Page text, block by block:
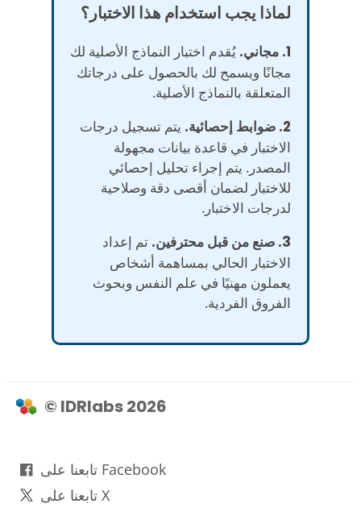
لماذا يجب استخدام هذا الاختبار؟
1. مجاني.
يُقدم اختبار النماذج الأصلية لك
مجانًا ويسمح لك بالحصول على درجاتك
المتعلقة بالنماذج الأصلية.
2. ضوابط إحصائية.
يتم تسجيل درجات
الاختبار في قاعدة بيانات مجهولة
المصدر. يتم إجراء تحليل إحصائي
للاختبار لضمان أقصى دقة وصلاحية
لدرجات الاختبار.
3. صنع من قبل محترفين.
تم إعداد
الاختبار الحالي بمساهمة أشخاص
يعملون مهنيًا في علم النفس وبحوث
الفروق الفردية.
© IDRlabs 2026
تابعنا على Facebook
تابعنا على X